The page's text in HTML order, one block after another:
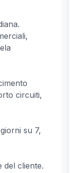
circuiti,
su 7,
del cliente.